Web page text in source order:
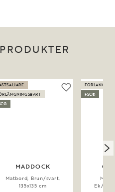
MADDOCK
Matbord, Brun/svart,
135x135 cm
Ek/
FSC®